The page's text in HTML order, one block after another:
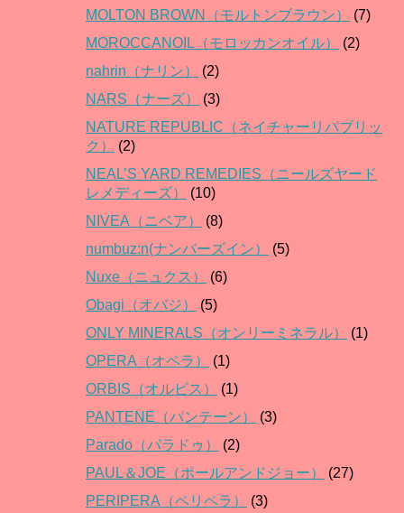
MOLTON BROWN（モルトンブラウン）
(7)
MOROCCANOIL（モロッカンオイル）
(2)
nahrin（ナリン）
(2)
NARS（ナーズ）
(3)
NATURE REPUBLIC（ネイチャーリパブリッ
ク）
(2)
NEAL’S YARD REMEDIES（ニールズヤード
レメディーズ）
(10)
NIVEA（ニベア）
(8)
numbuz:n(ナンバーズイン）
(5)
Nuxe（ニュクス）
(6)
Obagi（オバジ）
(5)
ONLY MINERALS（オンリーミネラル）
(1)
OPERA（オペラ）
(1)
ORBIS（オルビス）
(1)
PANTENE（パンテーン）
(3)
Parado（パラドゥ）
(2)
PAUL＆JOE（ポールアンドジョー）
(27)
PERIPERA（ペリペラ）
(3)